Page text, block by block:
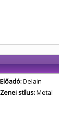
Előadó:Delain
Zenei stílus:Metal